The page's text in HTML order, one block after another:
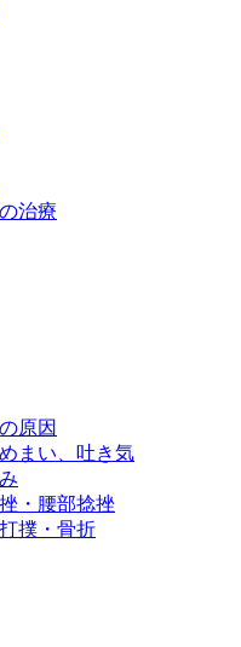
治療
原因
まい、吐き気
・腰部捻挫
撲・骨折